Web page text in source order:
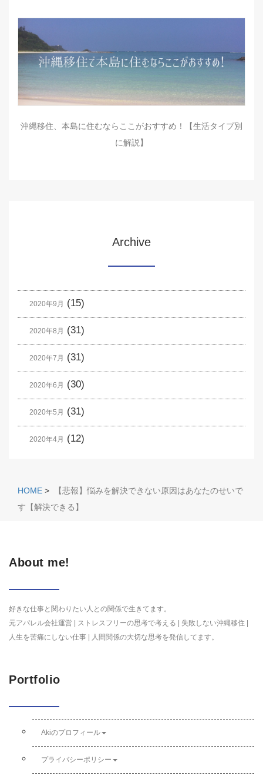
沖縄移住、本島に住むならここがおすすめ！【生活タイプ別
に解説】
Archive
2020年9月 (15)
2020年8月 (31)
2020年7月 (31)
2020年6月 (30)
2020年5月 (31)
2020年4月 (12)
HOME >
【悲報】悩みを解決できない原因はあなたのせいで
す【解決できる】
About me!
好きな仕事と関わりたい人との関係で生きてます。
元アパレル会社運営 | ストレスフリーの思考で考える | 失敗しない沖縄移住 |
人生を苦痛にしない仕事 | 人間関係の大切な思考を発信してます。
Portfolio
Akiのプロフィール
プライバシーポリシー